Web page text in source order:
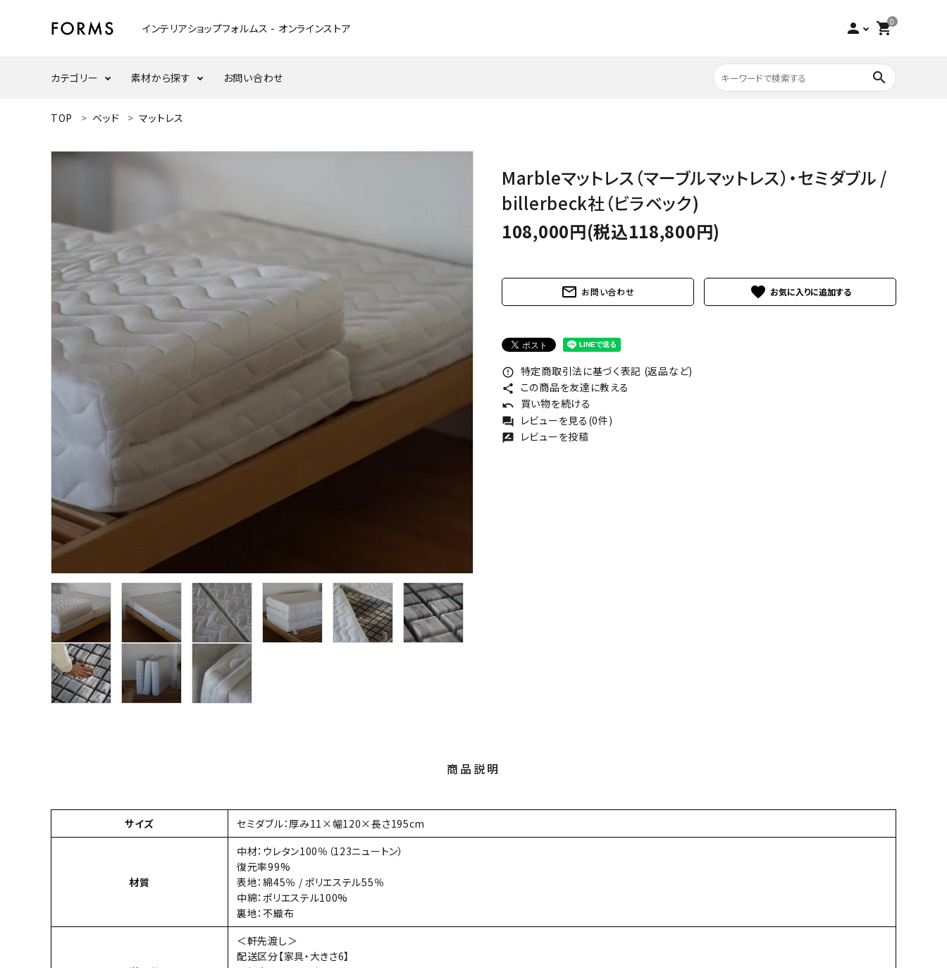
インテリアショップフォルムス - オンラインストア person 0
shopping_cart
カテゴリー
ベッド 寝具
インテリア小物 照明 メンテナンスグッズ
ダイニングセット パーソナルチェア
素材から探す
アッシュ ビーチ
お問い合わせ search
ACCOUNT MENU
新規会員登録
カテゴリーから探す
素材から選ぶ
インフォメーション
TOP ベッド マットレス
Marbleマットレス（マーブルマットレス）・セミダブル /
billerbeck社（ビラベック)
108,000円(税込118,800円)
mail_outline お問い合わせ favorite
error_outline 特定商取引法に基づく表記 (返品など)
share この商品を友達に教える
undo 買い物を続ける
forum レビューを見る(0件)
rate_review レビューを投稿
商品説明
サイズ セミダブル：厚み11×幅120×長さ195cm
材質
中材：ウレタン100％（123ニュートン）
復元率99%
表地：綿45％ / ポリエステル55％
中綿：ポリエステル100%
裏地：不織布
＜軒先渡し＞
配送区分【家具・大きさ6】